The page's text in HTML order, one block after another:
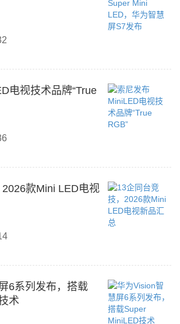
电视技术品牌“True
款Mini LED电视
6系列发布，搭载
术